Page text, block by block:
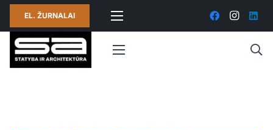
EL. ŽURNALAI